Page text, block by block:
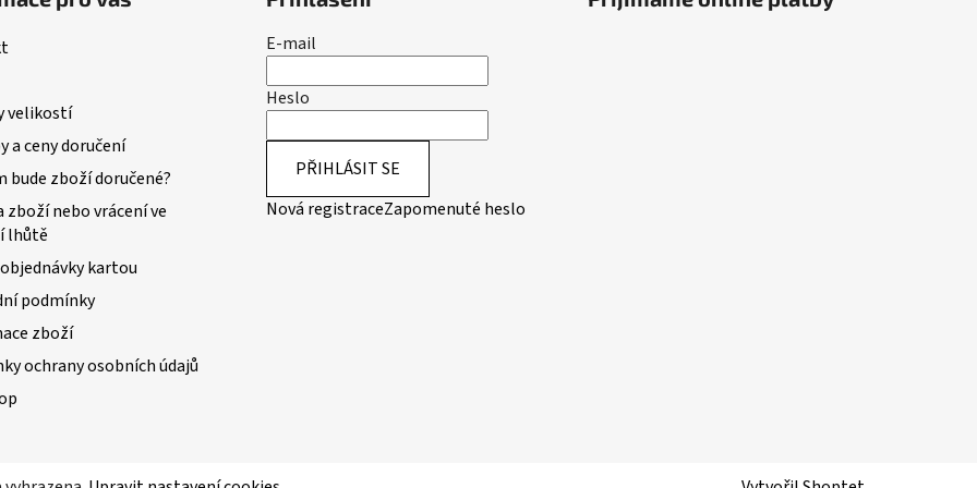
velikostí
a ceny doručení
bude zboží doručené?
zboží nebo vrácení ve
lhůtě
kartou
podmínky
zboží
ochrany osobních údajů
E-mail
Heslo
PŘIHLÁSIT SE
Nová registraceZapomenuté heslo